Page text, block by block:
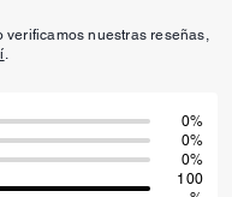
verificamos nuestras reseñas,
.
0%
0%
0%
100